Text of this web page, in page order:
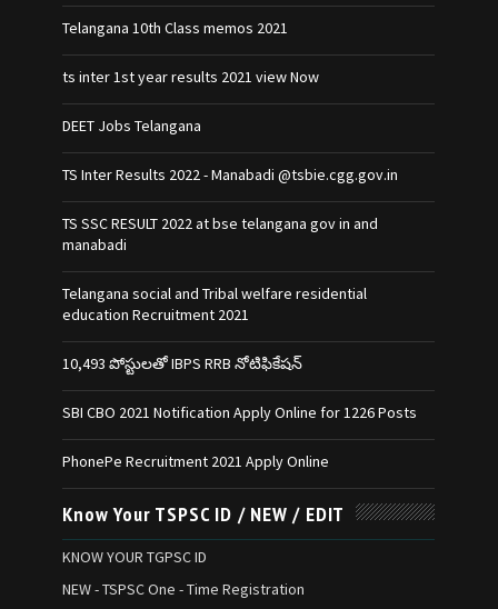
Telangana 10th Class memos 2021
ts inter 1st year results 2021 view Now
DEET Jobs Telangana
TS Inter Results 2022 - Manabadi @tsbie.cgg.gov.in
TS SSC RESULT 2022 at bse telangana gov in and
manabadi
Telangana social and Tribal welfare residential
education Recruitment 2021
10,493 పోస్టులతో IBPS RRB నోటిఫికేషన్‌
SBI CBO 2021 Notification Apply Online for 1226 Posts
PhonePe Recruitment 2021 Apply Online
Know Your TSPSC ID / NEW / EDIT
KNOW YOUR TGPSC ID
NEW - TSPSC One - Time Registration